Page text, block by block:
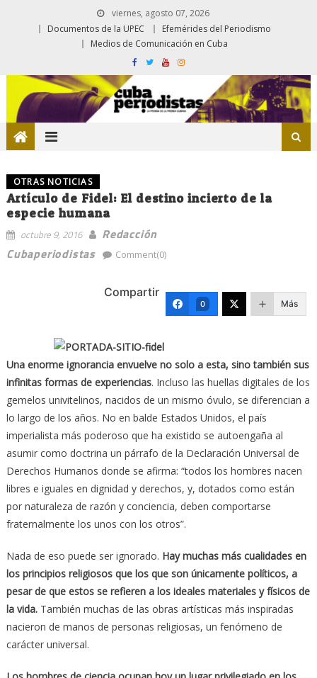
viernes, agosto 07, 2026
Documentos de la UPEC
Efemérides del Periodismo
Medios de Comunicación en Cuba
OTRAS NOTICIAS
Artículo de Fidel: El destino incierto de la
especie humana
octubre 9, 2016
Redacción
Cubaperiodistas
Comment(0)
Compartir
0 Más
Una enorme ignorancia envuelve no solo a esta, sino también sus
infinitas formas de experiencias. Incluso las huellas digitales de los
gemelos univitelinos, nacidos de un mismo óvulo, se diferencian a
lo largo de los años. No en balde Estados Unidos, el país
imperialista más poderoso que ha existido se autoengaña al
asumir como doctrina un párrafo de la Declaración Universal de
Derechos Humanos donde se afirma: “todos los hombres nacen
libres e iguales en dignidad y derechos, y, dotados como están
por naturaleza de razón y conciencia, deben comportarse
fraternalmente los unos con los otros”.
Nada de eso puede ser ignorado. Hay muchas más cualidades en
los principios religiosos que los que son únicamente políticos, a
pesar de que estos se refieren a los ideales materiales y físicos de
la vida.También muchas de las obras artísticas más inspiradas
nacieron de manos de personas religiosas, un fenómeno de
carácter universal.